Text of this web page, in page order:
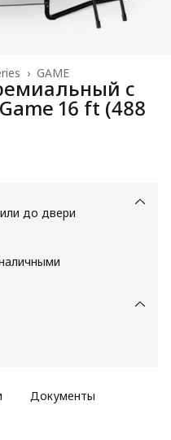
GAME
›
с
16 ft (488
до двери
Документы